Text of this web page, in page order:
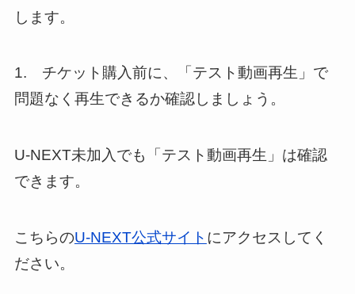
します。
1. チケット購入前に、「テスト動画再生」で
問題なく再生できるか確認しましょう。
U-NEXT未加入でも「テスト動画再生」は確認
できます。
こちらのU-NEXT公式サイト にアクセスしてく
ださい。